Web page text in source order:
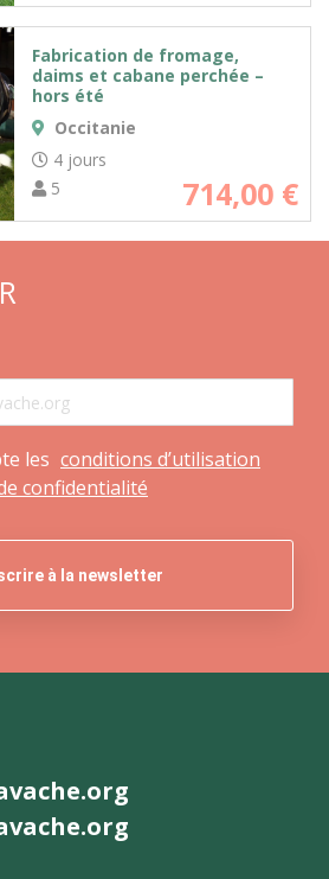
Fabrication de fromage,
daims et cabane perchée –
hors été
Occitanie
4 jours
5
714,00 €
les conditions d’utilisation
confidentialité